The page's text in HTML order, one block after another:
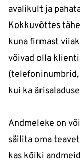
avalikult ja
Kokkuvõttes
kuna firmast
võivad olla
(telefoninumbrid,
kui ka
Andmeleke on
säilita oma
kas kõiki